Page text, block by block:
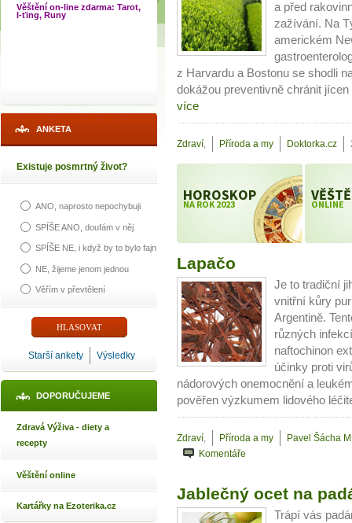
Věštění on-line zdarma: Tarot,
I-ťing, Runy
ANKETA
Existuje posmrtný život?
ANO, naprosto nepochybuji
SPÍŠE ANO, doufám v něj
SPÍŠE NE, i když by to bylo fajn
NE, žijeme jenom jednou
Věřím v převtělení
Starší ankety Výsledky
DOPORUČUJEME
Zdravá Výživa - diety a
recepty
Věštění online
Kartářky na Ezoterika.cz
a před
zažívání. Na
americkém
z Harvardu a Bostonu se shodli
dokážou preventivně chránit
více
Zdraví, Příroda a my Doktorka.cz
HOROSKOP
NA ROK 2023 ONLINE
Lapačo
Je to tradiční
vnitřní kůry
Argentině.
různých
naftochinon
účinky proti
nádorových onemocnění a
pověřen výzkumem lidového
Zdraví, Příroda a my
Pavel Šácha
Komentáře
Jablečný ocet na
Trápí vás